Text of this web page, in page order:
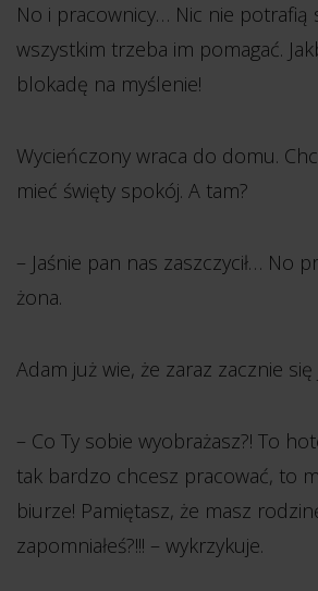
No i pracownicy… Nic nie potrafią
wszystkim trzeba im pomagać.
blokadę na myślenie!
Wycieńczony wraca do domu.
mieć święty spokój. A tam?
– Jaśnie pan nas zaszczycił… No
żona.
Adam już wie, że zaraz zacznie się
– Co Ty sobie wyobrażasz?! To
tak bardzo chcesz pracować, to
biurze! Pamiętasz, że masz
zapomniałeś?!!! – wykrzykuje.